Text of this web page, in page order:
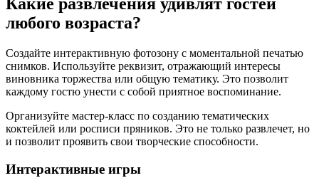
любого возраста?
Создайте интерактивную фотозону с моментальной печатью
снимков. Используйте реквизит, отражающий интересы
виновника торжества или общую тематику. Это позволит
каждому гостю унести с собой приятное воспоминание.
Организуйте мастер-класс по созданию тематических
коктейлей или росписи пряников. Это не только развлечет, но
и позволит проявить свои творческие способности.
Интерактивные игры